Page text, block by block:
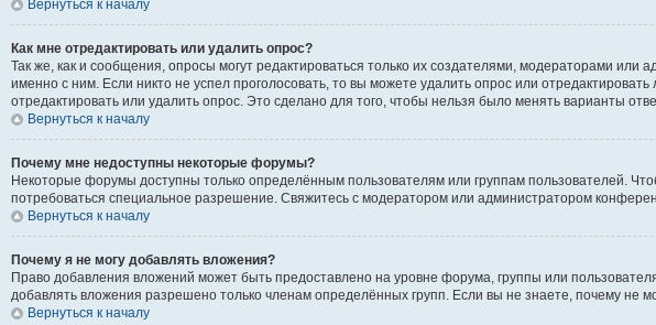
Вернуться к началу
Как мне отредактировать или удалить опрос?
Так же, как и сообщения, опросы могут редактироваться только их создателями, модераторами
именно с ним. Если никто не успел проголосовать, то вы можете удалить опрос или
отредактировать или удалить опрос. Это сделано для того, чтобы нельзя было менять варианты
Вернуться к началу
Почему мне недоступны некоторые форумы?
Некоторые форумы доступны только определённым пользователям или группам пользователей.
потребоваться специальное разрешение. Свяжитесь с модератором или администратором
Вернуться к началу
Почему я не могу добавлять вложения?
Право добавления вложений может быть предоставлено на уровне форума, группы или
добавлять вложения разрешено только членам определённых групп. Если вы не знаете, почему не
Вернуться к началу